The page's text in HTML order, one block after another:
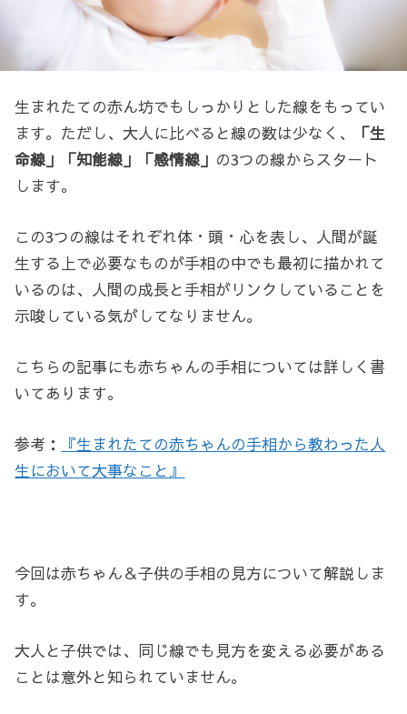
生まれたての赤ん坊でもしっかりとした線をもってい
ます。ただし、大人に比べると線の数は少なく、
「生
命線」
「知能線」「感情線」 の3つの線からスタート
します。
この3つの線はそれぞれ体・頭・心を表し、人間が誕
生する上で必要なものが手相の中でも最初に描かれて
いるのは、人間の成長と手相がリンクしていることを
示唆している気がしてなりません。
こちらの記事にも赤ちゃんの手相については詳しく書
いてあります。
参考：
『生まれたての赤ちゃんの手相から教わった人
生において大事なこと』
今回は赤ちゃん＆子供の手相の見方について解説しま
す。
大人と子供では、同じ線でも見方を変える必要がある
ことは意外と知られていません。